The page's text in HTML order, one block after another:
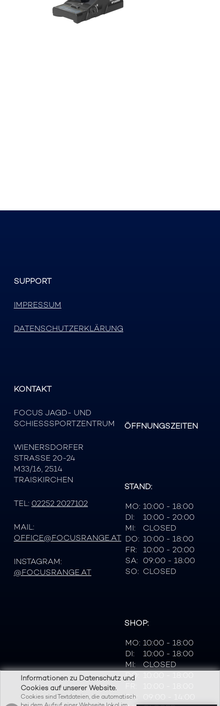
Informationen zu Datenschutz und
Cookies auf unserer Website.
Cookies sind Textdateien, die automatisch
SUPPORT
IMPRESSUM
DATENSCHUTZERKLÄRUNG
KONTAKT
FOCUS JAGD- UND
SCHIESSSPORTZENTRUM
WIENERSDORFER
STRASSE 20-24
M33/16, 2514
TRAISKIRCHEN
TEL: 02252 2027102
MAIL:
OFFICE@FOCUSRANGE.AT
INSTAGRAM:
@FOCUSRANGE.AT
ÖFFNUNGSZEITEN
STAND:
MO: 10:00 - 18:00
DI:
10:00 - 20:00
MI:
CLOSED
DO: 10:00 - 18:00
FR:
10:00 - 20:00
SA: 09:00 - 18:00
SO: CLOSED
SHOP:
MO: 10:00 - 18:00
DI:
10:00 - 18:00
MI:
CLOSED
DO:
SA:
09:00 - 14:00